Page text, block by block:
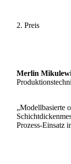
2. Preis
Merlin
„Modellbasierte
Prozess-Einsatz